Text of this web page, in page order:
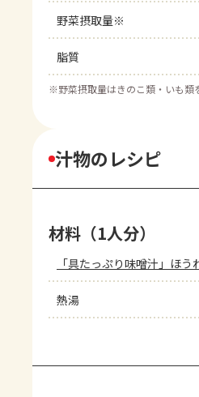
野菜摂取量※
脂質
※野菜摂取量はきのこ類・いも類
汁物のレシピ
材料（1人分）
「具たっぷり味噌汁」ほう
熱湯